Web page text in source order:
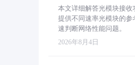
本文详细解答光模块接收
提供不同速率光模块的
速判断网络性能问题。
2026年8月4日